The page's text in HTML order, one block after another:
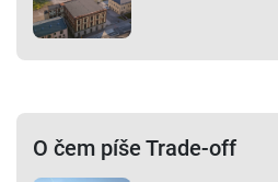
O čem píše Trade-off